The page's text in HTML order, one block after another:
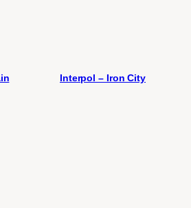
Interpol – Iron City